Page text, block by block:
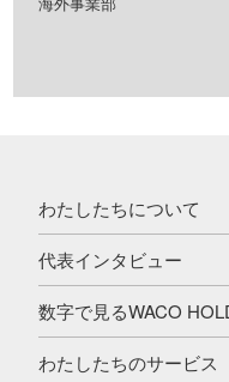
わたしたちについて
代表インタビュー
数字で見るWACO
わたしたちのサービス